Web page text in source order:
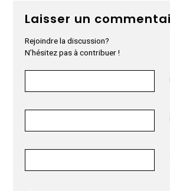
Laisser un
Rejoindre la discussion?
N’hésitez pas à contribuer !